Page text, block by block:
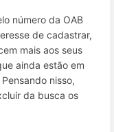
número da OAB
de cadastrar,
mais aos seus
ainda estão em
nisso,
da busca os